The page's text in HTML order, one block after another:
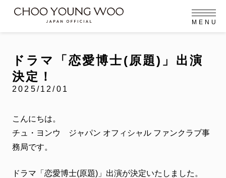
NEWS
プロフィール
OFFICIAL MENU
MEMBERSHIP MENU
FC NEWS
MEMBERSHIP CARD
M E N U
ドラマ「恋愛博士(原題)」出演
決定！
2025/12/01
こんにちは。
チュ・ヨンウ ジャパン オフィシャル ファンクラブ事
務局です。
ドラマ「恋愛博士(原題)」出演が決定いたしました。